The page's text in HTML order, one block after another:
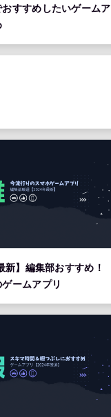
すすめしたいゲームア
新】編集部おすすめ！
ームアプリ